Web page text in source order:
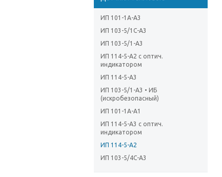
ИП 101-1А-А3
ИП 103-5/1С-А3
ИП 103-5/1-А3
ИП 114-5-А2 с оптич.
индикатором
ИП 114-5-А3
ИП 103-5/1-А3 • ИБ
(искробезопасный)
ИП 101-1А-А1
ИП 114-5-А3 с оптич.
индикатором
ИП 114-5-А2
ИП 103-5/4С-А3